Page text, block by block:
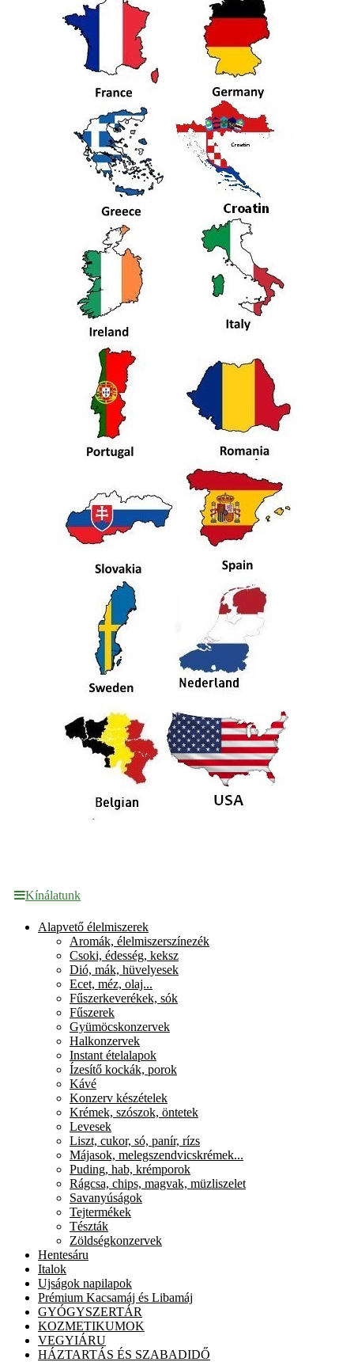
Kínálatunk
Alapvető élelmiszerek
Aromák, élelmiszerszínezék
Csoki, édesség, keksz
Dió, mák, hüvelyesek
Ecet, méz, olaj...
Fűszerkeverékek, sók
Fűszerek
Gyümöcskonzervek
Halkonzervek
Instant ételalapok
Ízesítő kockák, porok
Kávé
Konzerv készételek
Krémek, szószok, öntetek
Levesek
Liszt, cukor, só, panír, rízs
Májasok, melegszendvicskrémek...
Puding, hab, krémporok
Rágcsa, chips, magvak, müzliszelet
Savanyúságok
Tejtermékek
Tészták
Zöldségkonzervek
Hentesáru
Italok
Ujságok napilapok
Prémium Kacsamáj és Libamáj
GYÓGYSZERTÁR
KOZMETIKUMOK
VEGYIÁRU
HÁZTARTÁS ÉS SZABADIDŐ